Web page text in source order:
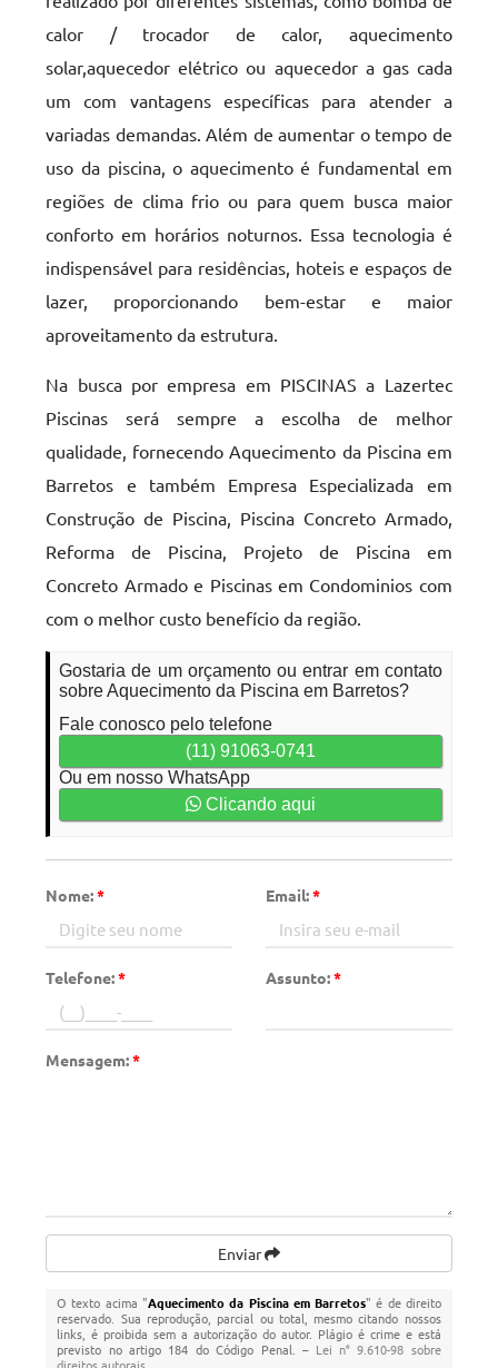
calor / trocador de calor, aquecimento
solar,aquecedor elétrico ou aquecedor a gas cada
um com vantagens específicas para atender a
variadas demandas. Além de aumentar o tempo de
uso da piscina, o aquecimento é fundamental em
regiões de clima frio ou para quem busca maior
conforto em horários noturnos. Essa tecnologia é
indispensável para residências, hoteis e espaços de
lazer, proporcionando bem-estar e maior
aproveitamento da estrutura.
Na busca por empresa em PISCINAS a Lazertec
Piscinas será sempre a escolha de melhor
qualidade, fornecendo Aquecimento da Piscina em
Barretos e também Empresa Especializada em
Construção de Piscina, Piscina Concreto Armado,
Reforma de Piscina, Projeto de Piscina em
Concreto Armado e Piscinas em Condominios com
com o melhor custo benefício da região.
Gostaria de um orçamento ou entrar em contato
sobre Aquecimento da Piscina em Barretos?
Fale conosco pelo telefone
(11) 91063-0741
Ou em nosso WhatsApp
Clicando aqui
Nome:* Email:*
Telefone:* Assunto:*
Mensagem:*
Enviar
O texto acima "Aquecimento da Piscina em Barretos" é de direito
reservado. Sua reprodução, parcial ou total, mesmo citando nossos
links, é proibida sem a autorização do autor. Plágio é crime e está
previsto no artigo 184 do Código Penal. – Lei n° 9.610-98 sobre